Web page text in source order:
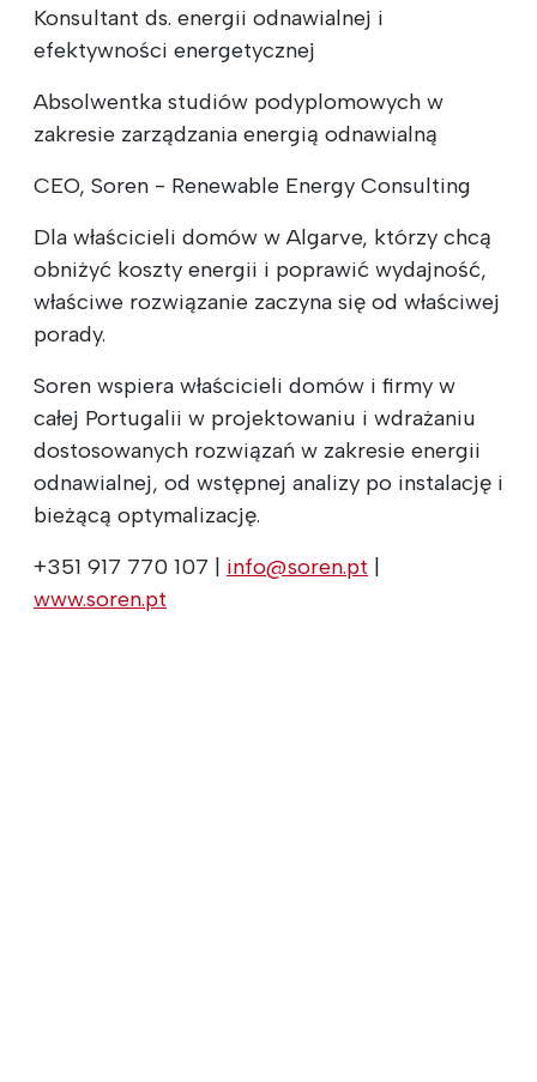
Konsultant ds. energii odnawialnej i
efektywności energetycznej
Absolwentka studiów podyplomowych w
zakresie zarządzania energią odnawialną
CEO, Soren - Renewable Energy Consulting
Dla właścicieli domów w Algarve, którzy chcą
obniżyć koszty energii i poprawić wydajność,
właściwe rozwiązanie zaczyna się od właściwej
porady.
Soren wspiera właścicieli domów i firmy w
całej Portugalii w projektowaniu i wdrażaniu
dostosowanych rozwiązań w zakresie energii
odnawialnej, od wstępnej analizy po instalację i
bieżącą optymalizację.
+351 917 770 107 | info@soren.pt
www.soren.pt